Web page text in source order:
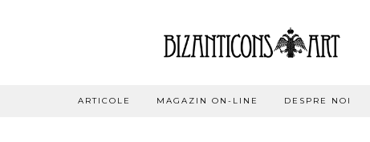
ARTICOLE MAGAZIN ON-LINE DESPRE NOI